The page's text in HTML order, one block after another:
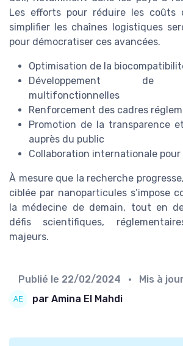
Les efforts pour réduire les coûts
simplifier les chaînes logistiques
pour démocratiser ces avancées.
Optimisation de la
Développement de
multifonctionnelles
Renforcement des cadres
Promotion de la transparence
auprès du public
Collaboration internationale pour
À mesure que la recherche
ciblée par nanoparticules s’impose
la médecine de demain, tout en
défis scientifiques,
majeurs.
Publié le 22/02/2024 • Mis à
par Amina El Mahdi